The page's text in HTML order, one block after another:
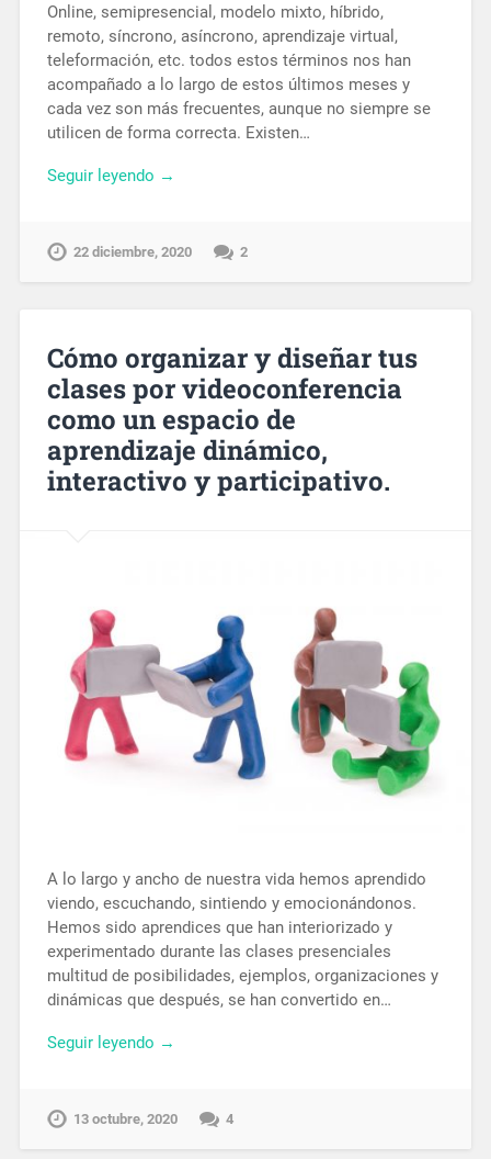
Online, semipresencial, modelo mixto, híbrido,
remoto, síncrono, asíncrono, aprendizaje virtual,
teleformación, etc. todos estos términos nos han
acompañado a lo largo de estos últimos meses y
cada vez son más frecuentes, aunque no siempre se
utilicen de forma correcta. Existen…
Seguir leyendo →
22 diciembre, 2020 2
Cómo organizar y diseñar tus
clases por videoconferencia
como un espacio de
aprendizaje dinámico,
interactivo y participativo.
A lo largo y ancho de nuestra vida hemos aprendido
viendo, escuchando, sintiendo y emocionándonos.
Hemos sido aprendices que han interiorizado y
experimentado durante las clases presenciales
multitud de posibilidades, ejemplos, organizaciones y
dinámicas que después, se han convertido en…
Seguir leyendo →
13 octubre, 2020 4